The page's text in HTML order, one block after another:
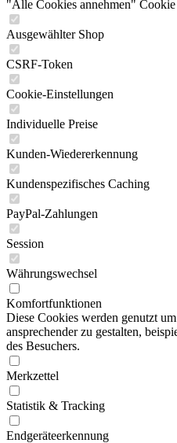
"Alle Cookies annehmen" Cookie
Ausgewählter Shop
CSRF-Token
Cookie-Einstellungen
Individuelle Preise
Kunden-Wiedererkennung
Kundenspezifisches Caching
PayPal-Zahlungen
Session
Währungswechsel
Komfortfunktionen
Diese Cookies werden genutzt
ansprechender zu gestalten,
des Besuchers.
Merkzettel
Statistik & Tracking
Endgeräteerkennung